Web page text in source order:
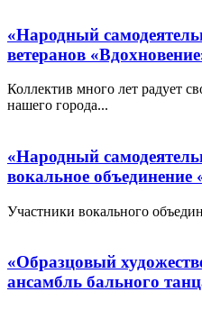
«Народный
ветеранов
Коллектив много лет радует
нашего города...
«Народный
вокальное объединение
Участники вокального
«Образцовый
ансамбль бального